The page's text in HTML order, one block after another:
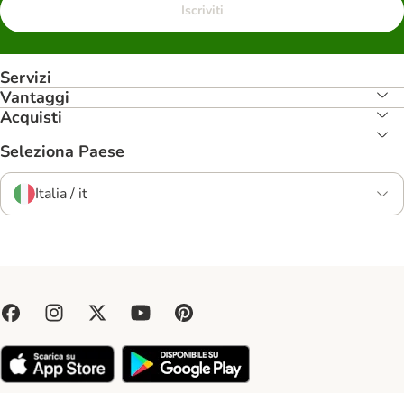
Iscriviti
Servizi
Vantaggi
Acquisti
Seleziona Paese
Italia / it